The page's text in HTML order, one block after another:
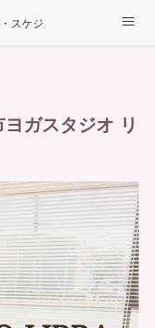
スケジュール
ナルヨガレッスン
ガスタジオ リ